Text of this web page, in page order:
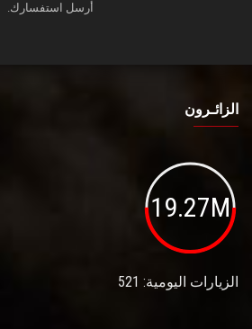
أرسل استفسارك.
الزائـرون
19.27M
الزيارات اليومية: 521